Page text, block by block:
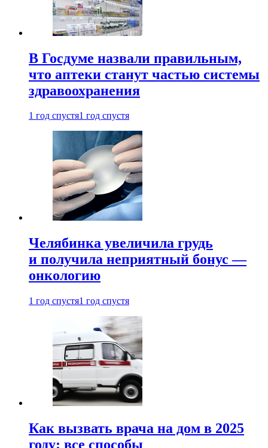
В Госдуме назвали правильным,
что аптеки станут частью системы
здравоохранения
1 год спустя1 год спустя
Челябинка увеличила грудь
и получила неприятный бонус —
онкологию
1 год спустя1 год спустя
Как вызвать врача на дом в 2025
году: все способы